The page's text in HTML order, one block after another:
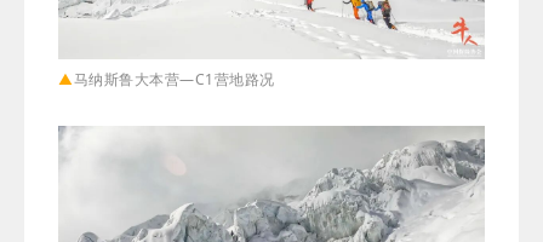
▲马纳斯鲁大本营—C1营地路况